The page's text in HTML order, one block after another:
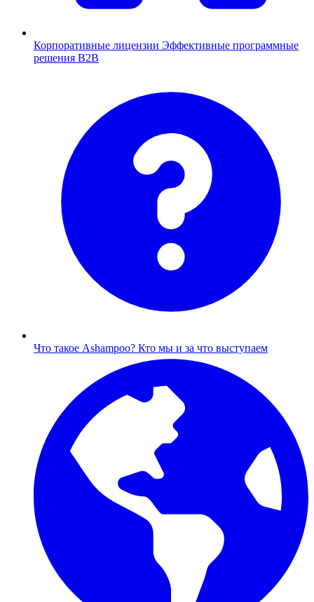
Корпоративные лицензии Эффективные программные
решения B2B
Что такое Ashampoo? Кто мы и за что выступаем